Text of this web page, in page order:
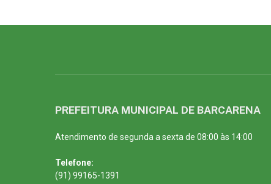
PREFEITURA MUNICIPAL DE BARCARENA
Atendimento de segunda a sexta de 08:00 às 14:00
Telefone:
(91) 99165-1391